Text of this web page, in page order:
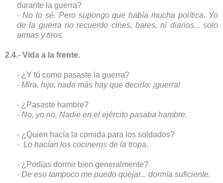
durante la guerra?
- No lo sé. Pero supongo que había mucha política. Yo
de la guerra no recuerdo cines, bares, ni diarios... solo
armas y tiros.
2.4.- Vida a la frente.
- ¿Y tú como pasaste la guerra?
- Mira, hijo, nada más hay que decirlo: ¡guerra!
- ¿Pasaste hambre?
- No, yo no. Nadie en el ejército pasaba hambre.
- ¿Quien hacía la comida para los soldados?
- Lo hacían los cocineros de la tropa.
- ¿Podías dormir bien generalmente?
- De eso tampoco me puedo quejar... dormía suficiente.